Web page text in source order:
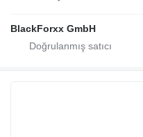
BlackForxx GmbH